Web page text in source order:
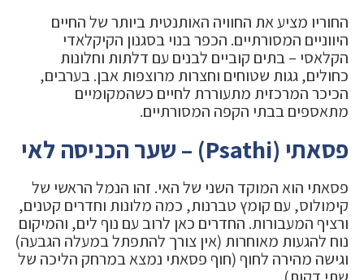
החוריו מציע את החוויה האותנטית ביותר של החיים
היווניים המסורתיים. הכפר בנוי בסגנון הקיקלאדי
הקלאסי – בתים קוביים לבנים עם דלתות וחלונות
כחולים, גגות שטוחים וחצרות מרוצפות אבן. בערבים,
הכיכר המרכזית מתעוררת לחיים כשהמקומיים
מתאספים בבתי הקפה המסורתיים.
פסאתי (Psathi) – שער הכניסה לאי
פסאתי הוא המוקד השני של האי. זהו הנמל הראשי של
קימולוס, עם קומץ טברנות, כמה מלונות וחדרים קטנים,
ורציף המעבורות. החדרים כאן לרוב עם נוף לים, והמיקום
נוח להגעות מאוחרות (אין צורך להתפתל במעלה הגבעה)
וגישה מהירה לחוף (חוף פסאתי נמצא במרחק הליכה של